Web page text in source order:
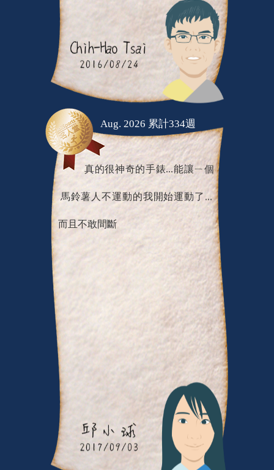
Aug. 2026 累計334週
真的很神奇的手錶...能讓ㄧ個
馬鈴薯人不運動的我開始運動了...
而且不敢間斷